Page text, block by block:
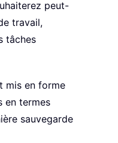
peut-
travail,
tâches
mis en forme
en termes
sauvegarde